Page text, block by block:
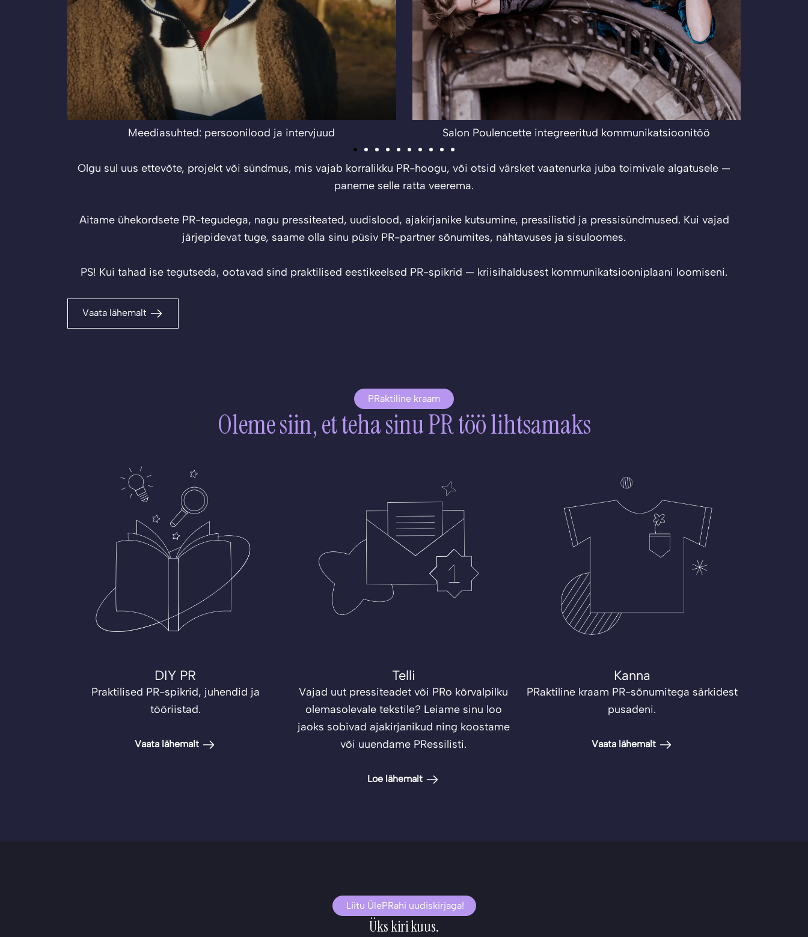
Salon Poulencette integreeritud kommunikatsioonitöö Safal KIDS turunduskommunikatsiooon
Olgu sul uus ettevõte, projekt või sündmus, mis vajab korralikku PR-hoogu, või otsid värsket vaatenurka juba toimivale algatusele —
paneme selle ratta veerema.
Aitame ühekordsete PR-tegudega, nagu pressiteated, uudislood, ajakirjanike kutsumine, pressilistid ja pressisündmused. Kui vajad
järjepidevat tuge, saame olla sinu püsiv PR-partner sõnumites, nähtavuses ja sisuloomes.
PS! Kui tahad ise tegutseda, ootavad sind praktilised eestikeelsed PR-spikrid — kriisihaldusest kommunikatsiooniplaani loomiseni.
Vaata lähemalt
PRaktiline kraam
Oleme siin, et teha sinu PR töö lihtsamaks
DIY PR
Praktilised PR-spikrid, juhendid ja
tööriistad.
Vaata lähemalt
Telli
Vajad uut pressiteadet või PRo kõrvalpilku
olemasolevale tekstile? Leiame sinu loo
jaoks sobivad ajakirjanikud ning koostame
või uuendame PRessilisti.
Loe lähemalt
Kanna
PRaktiline kraam PR-sõnumitega särkidest
pusadeni.
Vaata lähemalt
Liitu ÜlePRahi uudiskirjaga!
Üks kiri kuus.